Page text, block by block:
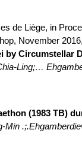
de Liège, in
November
by Circumstellar
Ling;…
(1983 TB)